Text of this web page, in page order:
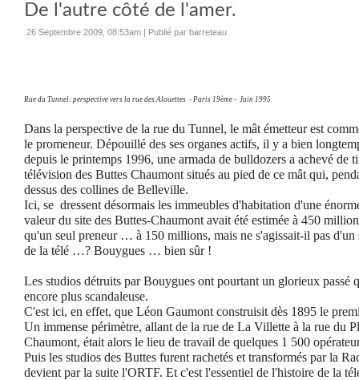
De l'autre côté de l'amer.
26 Septembre 2009, 08:53am | Publié par barreteau
Rue du Tunnel: perspective vers la rue des Alouettes - Paris 19ème - Juin 1995
Dans la perspective de la rue du Tunnel, le mât émetteur est
le promeneur. Dépouillé des ses organes actifs, il y a bien
depuis le printemps 1996, une armada de bulldozers a achevé de
télévision des Buttes Chaumont situés au pied de ce mât qui,
dessus des collines de Belleville.
Ici, se dressent désormais les immeubles d'habitation d'une
valeur du site des Buttes-Chaumont avait été estimée à 450
qu'un seul preneur … à 150 millions, mais ne s'agissait-il pas
de la télé …? Bouygues … bien sûr !
Les studios détruits par Bouygues ont pourtant un glorieux passé
encore plus scandaleuse.
C'est ici, en effet, que Léon Gaumont construisit dès 1895 le
Un immense périmètre, allant de la rue de La Villette à la rue du
Chaumont, était alors le lieu de travail de quelques 1 500
Puis les studios des Buttes furent rachetés et transformés par la
devient par la suite l'ORTF. Et c'est l'essentiel de l'histoire de la